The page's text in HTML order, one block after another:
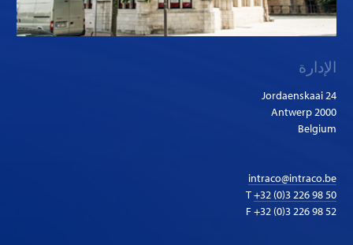
الإدارة
Jordaenskaai 24
2000 Antwerp
Belgium
intraco@intraco.be
T+32 (0)3 226 98 50
F +32 (0)3 226 98 52